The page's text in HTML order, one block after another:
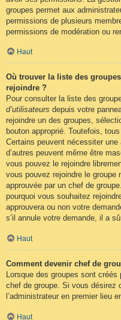
groupes permet aux
permissions de plusieurs
permissions de modération ou
Haut
Où trouver la liste des
rejoindre ?
Pour consulter la liste des
d’utilisateurs depuis votre
rejoindre un des groupes,
bouton approprié. Toutefois,
Certains peuvent nécessiter
d’autres peuvent même être
vous pouvez le rejoindre
vous pouvez rejoindre le groupe
approuvée par un chef de
pourquoi vous souhaitez
approuvera ou non votre
s’il annule votre demande, il a
Haut
Comment devenir chef de
Lorsque des groupes sont créés
chef de groupe. Si vous désirez
l’administrateur en premier lieu
Haut